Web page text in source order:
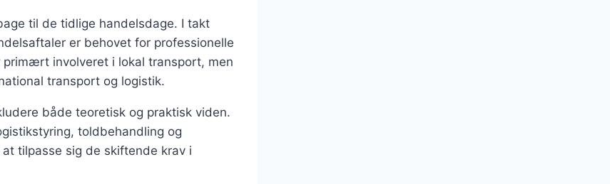
til de tidlige handelsdage. I takt
er behovet for professionelle
involveret i lokal transport, men
transport og logistik.
både teoretisk og praktisk viden.
toldbehandling og
tilpasse sig de skiftende krav i